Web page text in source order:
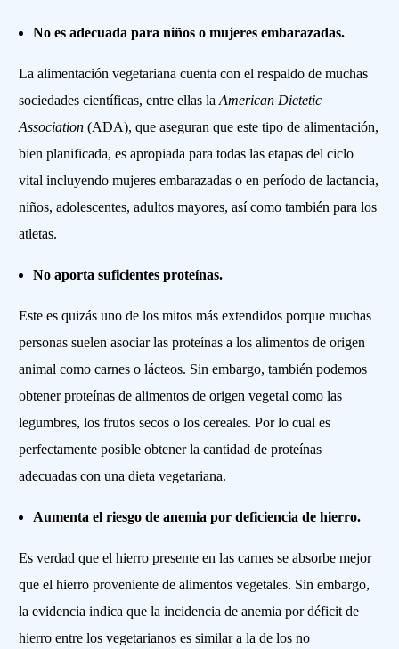
No es adecuada para niños o mujeres embarazadas.
La alimentación vegetariana cuenta con el respaldo de muchas
sociedades científicas, entre ellas laAmerican Dietetic
Association (ADA), que aseguran que este tipo de alimentación,
bien planificada, es apropiada para todas las etapas del ciclo
vital incluyendo mujeres embarazadas o en período de lactancia,
niños, adolescentes, adultos mayores, así como también para los
atletas.
No aporta suficientes proteínas.
Este es quizás uno de los mitos más extendidos porque muchas
personas suelen asociar las proteínas a los alimentos de origen
animal como carnes o lácteos. Sin embargo, también podemos
obtener proteínas de alimentos de origen vegetal como las
legumbres, los frutos secos o los cereales. Por lo cual es
perfectamente posible obtener la cantidad de proteínas
adecuadas con una dieta vegetariana.
Aumenta el riesgo de anemia por deficiencia de hierro.
Es verdad que el hierro presente en las carnes se absorbe mejor
que el hierro proveniente de alimentos vegetales. Sin embargo,
la evidencia indica que la incidencia de anemia por déficit de
hierro entre los vegetarianos es similar a la de los no